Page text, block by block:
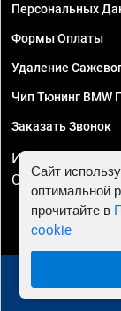
Персональных
Формы Оплаты
Удаление
Чип Тюнинг BMW
Заказать Звонок
ИП Смирнов
ОГРНИП
© 2010 - 2026
Сайт
оптимальной
прочитайте в
cookie